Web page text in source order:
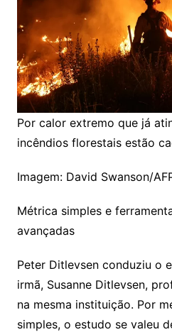
Por calor extremo que já
incêndios florestais estão
Imagem: David Swanson/
Métrica simples e
avançadas
Peter Ditlevsen conduziu o
irmã, Susanne Ditlevsen,
na mesma instituição. Por
simples, o estudo se valeu